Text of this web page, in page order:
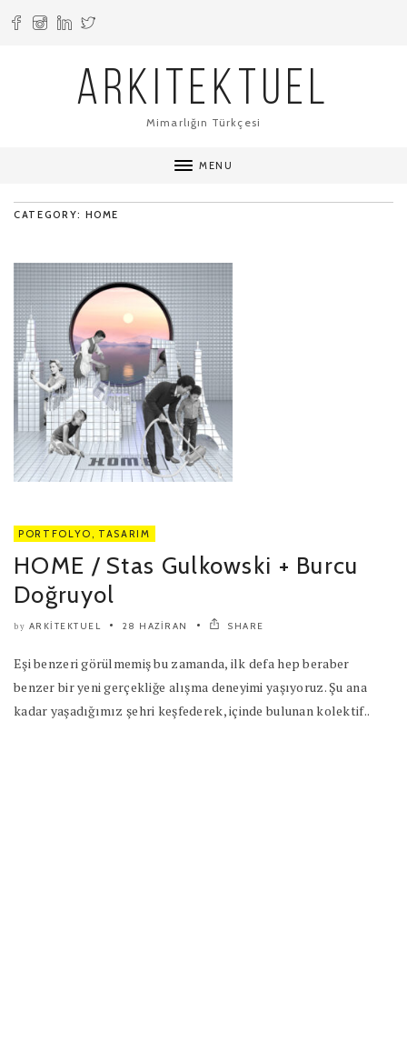
ARKITEKTUEL
Mimarlığın Türkçesi
MENU
CATEGORY: HOME
PORTFOLYO , TASARIM
HOME / Stas Gulkowski + Burcu
Doğruyol
by ARKITEKTUEL 28 HAZIRAN SHARE
Eşi benzeri görülmemiş bu zamanda, ilk defa hep beraber
benzer bir yeni gerçekliğe alışma deneyimi yaşıyoruz. Şu ana
kadar yaşadığımız şehri keşfederek, içinde bulunan kolektif..